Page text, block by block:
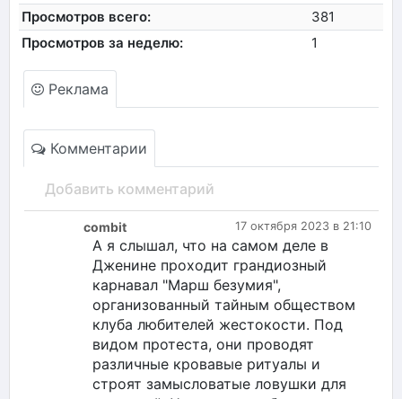
Просмотров всего:
381
Просмотров за неделю:
1
Реклама
Комментарии
Добавить комментарий
17 октября 2023 в 21:10
combit
А я слышал, что на самом деле в
Дженине проходит грандиозный
карнавал "Марш безумия",
организованный тайным обществом
клуба любителей жестокости. Под
видом протеста, они проводят
различные кровавые ритуалы и
строят замысловатые ловушки для